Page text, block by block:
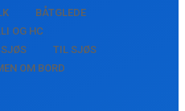
BÅTGLEDE
OG HC
TIL SJØS
OM BORD